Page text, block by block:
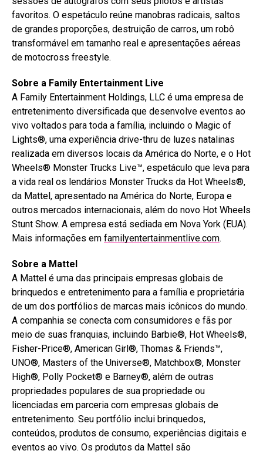
favoritos. O espetáculo reúne manobras radicais, saltos
de grandes proporções, destruição de carros, um robô
transformável em tamanho real e apresentações aéreas
de motocross freestyle.
Sobre a Family Entertainment Live
A Family Entertainment Holdings, LLC é uma empresa de
entretenimento diversificada que desenvolve eventos ao
vivo voltados para toda a família, incluindo o Magic of
Lights®, uma experiência drive-thru de luzes natalinas
realizada em diversos locais da América do Norte, e o Hot
Wheels® Monster Trucks Live™, espetáculo que leva para
a vida real os lendários Monster Trucks da Hot Wheels®,
da Mattel, apresentado na América do Norte, Europa e
outros mercados internacionais, além do novo Hot Wheels
Stunt Show. A empresa está sediada em Nova York (EUA).
Mais informações em familyentertainmentlive.com.
Sobre a Mattel
A Mattel é uma das principais empresas globais de
brinquedos e entretenimento para a família e proprietária
de um dos portfólios de marcas mais icônicos do mundo.
A companhia se conecta com consumidores e fãs por
meio de suas franquias, incluindo Barbie®, Hot Wheels®,
Fisher-Price®, American Girl®, Thomas & Friends™,
UNO®, Masters of the Universe®, Matchbox®, Monster
High®, Polly Pocket® e Barney®, além de outras
propriedades populares de sua propriedade ou
licenciadas em parceria com empresas globais de
entretenimento. Seu portfólio inclui brinquedos,
conteúdos, produtos de consumo, experiências digitais e
eventos ao vivo. Os produtos da Mattel são